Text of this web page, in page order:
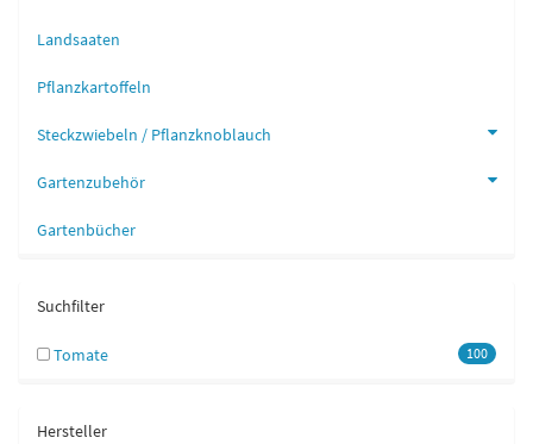
Landsaaten
Pflanzkartoffeln
Steckzwiebeln / Pflanzknoblauch
Gartenzubehör
Gartenbücher
Suchfilter
100
Tomate
Hersteller